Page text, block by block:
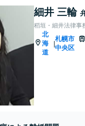
細井 三輪
稻垣・細井法律事
北
海
道
|
札幌市
中央区